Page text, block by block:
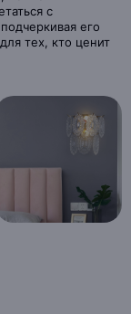
с
его
тех, кто ценит